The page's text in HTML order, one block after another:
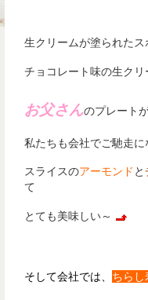
生クリームが塗られた
チョコレート味の生クリ
お父さんのプレート
私たちも会社でご馳走
スライスのアーモンド と
て
とても美味しい～
そ して会社では、 ちらし